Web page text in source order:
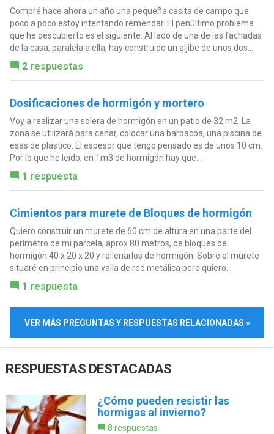
Compré hace ahora un año una pequeña casita de campo que
poco a poco estoy intentando remendar. El penúltimo problema
que he descubierto es el siguiente: Al lado de una de las fachadas
de la casa, paralela a ella, hay construido un aljibe de unos dos...
2 respuestas
Dosificaciones de hormigón y mortero
Voy a realizar una solera de hormigón en un patio de 32 m2. La
zona se utilizará para cenar, colocar una barbacoa, una piscina de
esas de plástico. El espesor que tengo pensado es de unos 10 cm.
Por lo que he leído, en 1m3 de hormigón hay que...
1 respuesta
Cimientos para murete de Bloques de hormigón
Quiero construir un murete de 60 cm de altura en una parte del
perímetro de mi parcela, aprox 80 metros, de bloques de
hormigón 40 x 20 x 20 y rellenarlos de hormigón. Sobre el murete
situaré en principio una valla de red metálica pero quiero...
1 respuesta
VER MÁS PREGUNTAS Y RESPUESTAS RELACIONADAS »
RESPUESTAS DESTACADAS
¿Cómo pueden resistir las
hormigas al invierno?
8 respuestas